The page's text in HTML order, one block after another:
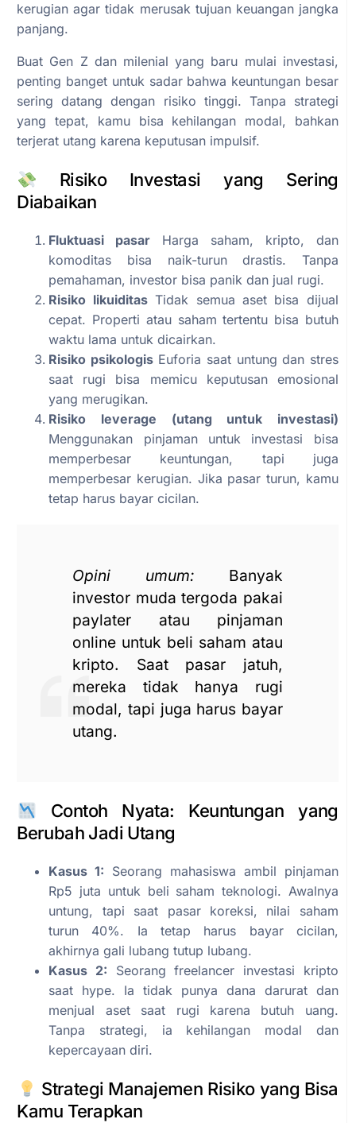
kerugian agar tidak merusak tujuan keuangan jangka
panjang.
Buat Gen Z dan milenial yang baru mulai investasi,
penting banget untuk sadar bahwa keuntungan besar
sering datang dengan risiko tinggi. Tanpa strategi
yang tepat, kamu bisa kehilangan modal, bahkan
terjerat utang karena keputusan impulsif.
Risiko Investasi yang Sering
Diabaikan
Fluktuasi pasar Harga saham, kripto, dan
komoditas bisa naik-turun drastis. Tanpa
pemahaman, investor bisa panik dan jual rugi.
Risiko likuiditasTidak semua aset bisa dijual
cepat. Properti atau saham tertentu bisa butuh
waktu lama untuk dicairkan.
Risiko psikologisEuforia saat untung dan stres
saat rugi bisa memicu keputusan emosional
yang merugikan.
Risiko leverage (utang untuk investasi)
Menggunakan pinjaman untuk investasi bisa
memperbesar keuntungan, tapi juga
memperbesar kerugian. Jika pasar turun, kamu
tetap harus bayar cicilan.
Opini umum: Banyak
investor muda tergoda pakai
paylater atau pinjaman
online untuk beli saham atau
kripto. Saat pasar jatuh,
mereka tidak hanya rugi
modal, tapi juga harus bayar
utang.
Contoh Nyata: Keuntungan yang
Berubah Jadi Utang
Kasus 1: Seorang mahasiswa ambil pinjaman
Rp5 juta untuk beli saham teknologi. Awalnya
untung, tapi saat pasar koreksi, nilai saham
turun 40%. Ia tetap harus bayar cicilan,
akhirnya gali lubang tutup lubang.
Kasus 2: Seorang freelancer investasi kripto
saat hype. Ia tidak punya dana darurat dan
menjual aset saat rugi karena butuh uang.
Tanpa strategi, ia kehilangan modal dan
kepercayaan diri.
Strategi Manajemen Risiko yang Bisa
Kamu Terapkan